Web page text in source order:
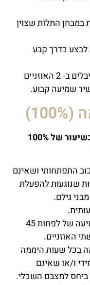
בין 5 ל- 7 נקודות במבחן התלות שצוין
לבצע כדרך קבע
בעלי לקות שמיעה של 40 דציבלים ב- 2 האוזניים
שמיעה קבוע.
כיום גמלת ילד נכה לשנת 2025 בשיעור של 100%
מעיכוב התפתחותי ושאינם
שנוגעות להפעלת
גילם.
ילדים בעלי ירידה קבועה בשמיעה של לפחות 45
האוזניים.
בכל שעות היממה
ו/או שאינם
ביחס למצבם השכלי.